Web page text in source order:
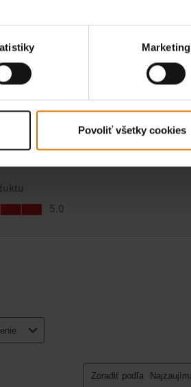
Marketing
Povoliť všetky cookies